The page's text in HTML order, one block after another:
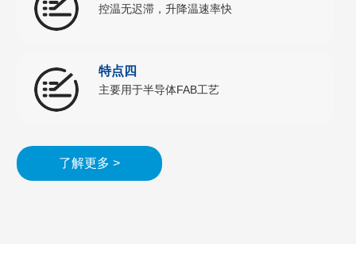
控温无迟滞，升降温速率快
特点四
主要用于半导体FAB工艺
了解更多 >